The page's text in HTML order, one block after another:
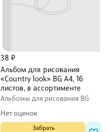
38 ₽
Альбом для рисования
«Country look» BG А4, 16
листов, в ассортименте
Альбомы для рисования BG
Нет оценок
Забрать